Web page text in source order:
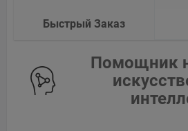
Быстрый Заказ
Помощник